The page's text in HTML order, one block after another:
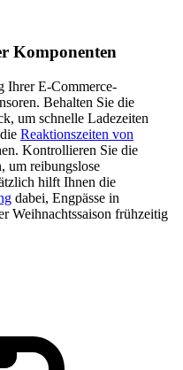
Komponenten
Ihrer E-Commerce-
Behalten Sie die
um schnelle Ladezeiten
Reaktionszeiten von
Kontrollieren Sie die
um reibungslose
hilft Ihnen die
dabei, Engpässe in
Weihnachtssaison frühzeitig